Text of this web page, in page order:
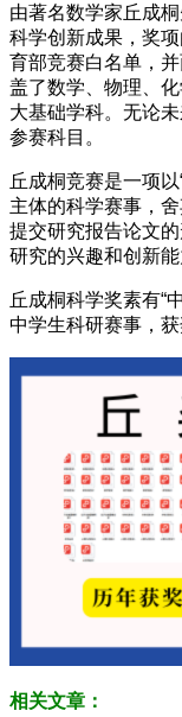
由著名数学家丘成
科学创新成果，奖
育部竞赛白名单，
盖了数学、物理、
大基础学科。无论
参赛科目。
丘成桐竞赛是一项
主体的科学赛事，
提交研究报告论文
研究的兴趣和创新能
丘成桐科学奖素有“
中学生科研赛事，
相关文章：